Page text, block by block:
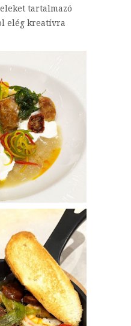
tartalmazó
elég kreatívra